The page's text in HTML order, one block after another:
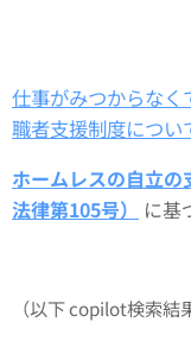
仕事がみつからな
職者支援制度につい
ホームレスの自立
法律第105号）
に基
（以下 copilot検索結